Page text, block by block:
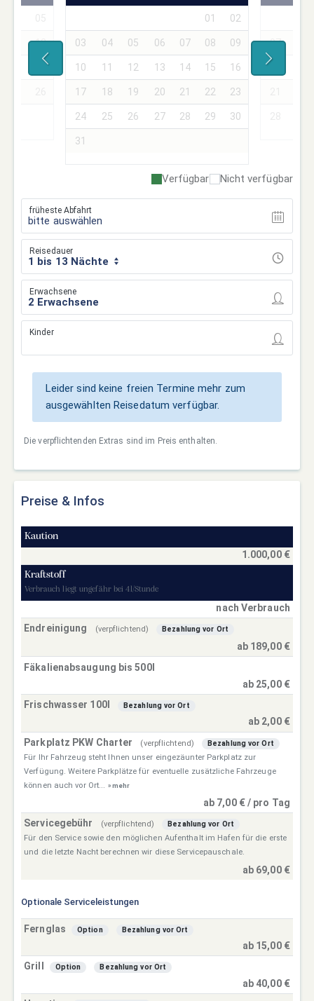
12
19
01 02
03 04 05 06 07 08 09
10 11 12 13 14 15 16
17 18 19 20 21 22 23
24 25 26 27 28 29 30
31
07
Verfügbar Nicht verfügbar
früheste Abfahrt
bitte auswählen
Reisedauer
1 bis 13 Nächte
Erwachsene
Kinder
Leider sind keine freien Termine mehr zum
ausgewählten Reisedatum verfügbar.
Die verpflichtenden Extras sind im Preis enthalten.
Preise & Infos
Kaution
1.000,00 €
Kraftstoff
Verbrauch liegt ungefähr bei 4l/Stunde
nach Verbrauch
Endreinigung
(verpflichtend) Bezahlung vor Ort
ab 189,00 €
Fäkalienabsaugung bis 500l
ab 25,00 €
Frischwasser 100l
Bezahlung vor Ort
ab 2,00 €
Parkplatz PKW Charter
(verpflichtend)
Bezahlung vor Ort
Für Ihr Fahrzeug steht Ihnen unser eingezäunter Parkplatz zur
Verfügung. Weitere Parkplätze für eventuelle zusätzliche Fahrzeuge
können auch vor Ort... » mehr
ab 7,00 € / pro Tag
Servicegebühr
(verpflichtend)
Bezahlung vor Ort
Für den Service sowie den möglichen Aufenthalt im Hafen für die erste
und die letzte Nacht berechnen wir diese Servicepauschale.
ab 69,00 €
Optionale Serviceleistungen
Fernglas Option Bezahlung vor Ort
ab 15,00 €
Grill
Option Bezahlung vor Ort
ab 40,00 €